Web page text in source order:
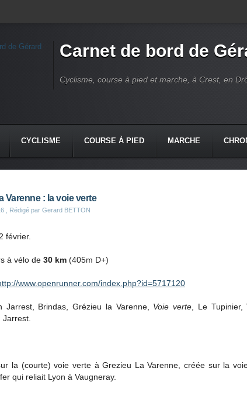
Carnet de bord de
Cyclisme, course à pied et marche, à Crest, en
CYCLISME COURSE À PIED MARCHE
Varenne : la voie verte
, Rédigé par Gerard BETTON
février.
à vélo de 30 km (405m D+)
www.openrunner.com/index.php?id=5717120​
Jarrest, Brindas, Grézieu la Varenne, Voie verte , Le Tupinier,
la (courte) voie verte à Grezieu La Varenne, créée sur la
qui reliait Lyon à Vaugneray.